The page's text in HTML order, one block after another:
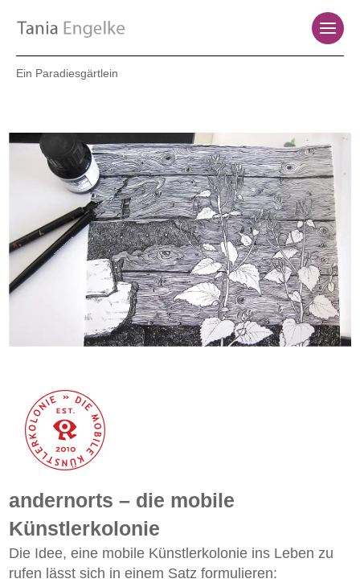
Ein Paradiesgärtlein
andernorts – die mobile
Künstlerkolonie
Die Idee, eine mobile Künstlerkolonie ins Leben zu
rufen lässt sich in einem Satz formulieren: